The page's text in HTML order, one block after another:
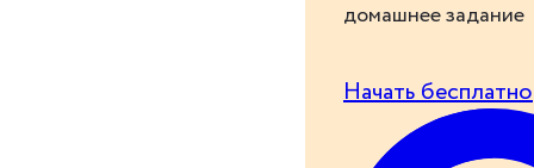
домашнее задание
Начать бесплатно